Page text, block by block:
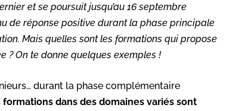
et se poursuit jusqu’au 16 septembre
de réponse positive durant la phase principale
Mais quelles sont les formations qui propose
? On te donne quelques exemples !
durant la phase complémentaire
dans des domaines variés sont